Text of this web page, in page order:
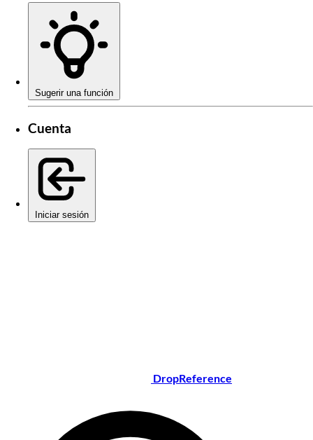
Sugerir una función
Cuenta
Iniciar sesión
DropReference